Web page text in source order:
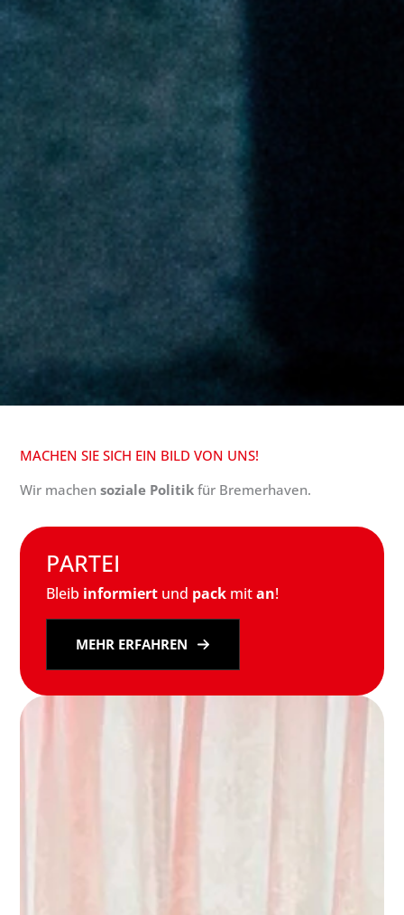
MACHEN SIE SICH EIN BILD VON UNS!
Wir machensoziale Politik für Bremerhaven.
PARTEI
Bleib informiertund packmitan!
MEHR ERFAHREN